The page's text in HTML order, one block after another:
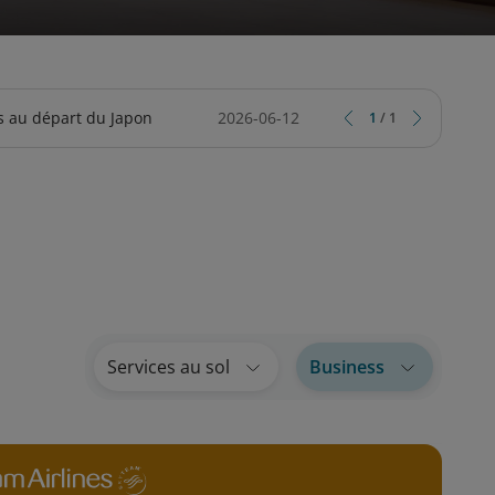
au départ du Japon 2026-06-12 1 / 1
Services au sol Business